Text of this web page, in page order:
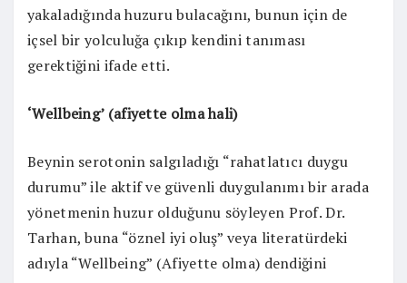
yakaladığında huzuru bulacağını, bunun için de
içsel bir yolculuğa çıkıp kendini tanıması
gerektiğini ifade etti.
‘Wellbeing’ (afiyette olma hali)
Beynin serotonin salgıladığı “rahatlatıcı duygu
durumu” ile aktif ve güvenli duygulanımı bir arada
yönetmenin huzur olduğunu söyleyen Prof. Dr.
Tarhan, buna “öznel iyi oluş” veya literatürdeki
adıyla “Wellbeing” (Afiyette olma) dendiğini